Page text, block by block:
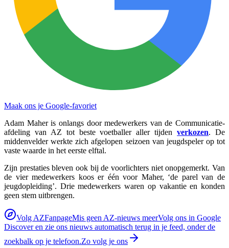
Maak ons je Google-favoriet
Adam Maher is onlangs door medewerkers van de Communicatie-
afdeling van AZ tot beste voetballer aller tijdenverkozen. De
middenvelder werkte zich afgelopen seizoen van jeugdspeler op tot
vaste waarde in het eerste elftal.
Zijn prestaties bleven ook bij de voorlichters niet onopgemerkt. Van
de vier medewerkers koos er één voor Maher, ‘de parel van de
jeugdopleiding’. Drie medewerkers waren op vakantie en konden
geen stem uitbrengen.
Volg AZFanpageMis geen AZ-nieuws meerVolg ons in Google
Discover en zie ons nieuws automatisch terug in je feed, onder de
zoekbalk op je telefoon.Zo volg je ons